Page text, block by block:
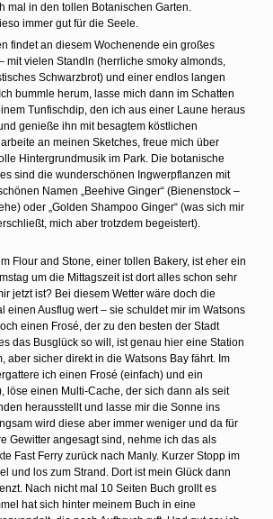
mal in den tollen Botanischen Garten.
immer gut für die Seele.
findet an diesem Wochenende ein großes
mit vielen Standln (herrliche smoky almonds,
Schwarzbrot) und einer endlos langen
bummle herum, lasse mich dann im Schatten
Tunfischdip, den ich aus einer Laune heraus
genieße ihn mit besagtem köstlichen
an meinen Sketches, freue mich über
Hintergrundmusik im Park. Die botanische
sind die wunderschönen Ingwerpflanzen mit
Namen „Beehive Ginger“ (Bienenstock –
oder „Golden Shampoo Ginger“ (was sich mir
mich aber trotzdem begeistert).
Flour and Stone, einer tollen Bakery, ist eher ein
um die Mittagszeit ist dort alles schon sehr
jetzt ist? Bei diesem Wetter wäre doch die
einen Ausflug wert – sie schuldet mir im Watsons
einen Frosé, der zu den besten der Stadt
das Busglück so will, ist genau hier eine Station
aber sicher direkt in die Watsons Bay fährt. Im
ich einen Frosé (einfach) und ein
löse einen Multi-Cache, der sich dann als seit
herausstellt und lasse mir die Sonne ins
wird diese aber immer weniger und da für
Gewitter angesagt sind, nehme ich das als
Fast Ferry zurück nach Manly. Kurzer Stopp im
und los zum Strand. Dort ist mein Glück dann
Nach nicht mal 10 Seiten Buch grollt es
hat sich hinter meinem Buch in eine